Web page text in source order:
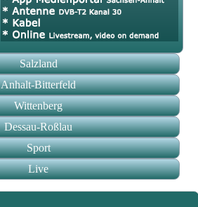
Salzland
Anhalt-Bitterfeld
Wittenberg
Dessau-Roßlau
Sport
Live